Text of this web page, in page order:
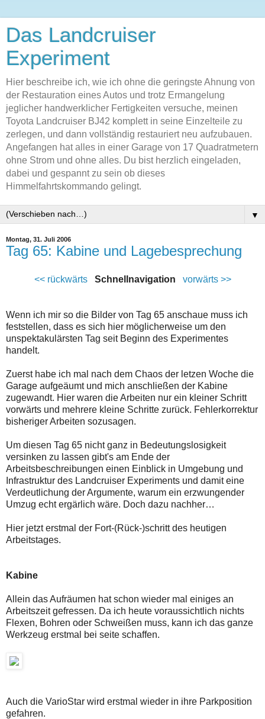
Das Landcruiser
Experiment
Hier beschreibe ich, wie ich ohne die geringste Ahnung von
der Restauration eines Autos und trotz Ermangelung
jeglicher handwerklicher Fertigkeiten versuche, meinen
Toyota Landcruiser BJ42 komplett in seine Einzelteile zu
zerlegen, und dann vollständig restauriert neu aufzubauen.
Angefangen hat alles in einer Garage von 17 Quadratmetern
ohne Strom und ohne alles. Du bist herzlich eingeladen,
dabei und gespannt zu sein ob dieses
Himmelfahrtskommando gelingt.
▼
Montag, 31. Juli 2006
Tag 65: Kabine und Lagebesprechung
<< rückwärtsSchnellnavigation vorwärts >>
Wenn ich mir so die Bilder von Tag 65 anschaue muss ich
feststellen, dass es sich hier möglicherweise um den
unspektakulärsten Tag seit Beginn des Experimentes
handelt.
Zuerst habe ich mal nach dem Chaos der letzen Woche die
Garage aufgeäumt und mich anschließen der Kabine
zugewandt. Hier waren die Arbeiten nur ein kleiner Schritt
vorwärts und mehrere kleine Schritte zurück. Fehlerkorrektur
bisheriger Arbeiten sozusagen.
Um diesen Tag 65 nicht ganz in Bedeutungslosigkeit
versinken zu lassen gibt's am Ende der
Arbeitsbeschreibungen einen Einblick in Umgebung und
Infrastruktur des Landcruiser Experiments und damit eine
Verdeutlichung der Argumente, warum ein erzwungender
Umzug echt ergärlich wäre. Doch dazu nachher…
Hier jetzt erstmal der Fort-(Rück-)schritt des heutigen
Arbeitstages.
Kabine
Allein das Aufräumen hat schon wieder mal einiges an
Arbeitszeit gefressen. Da ich heute voraussichtlich nichts
Flexen, Bohren oder Schweißen muss, kann ich das ganze
Werkzeug erstmal bei seite schaffen.
Auch die VarioStar wird erstmal wieder in ihre Parkposition
gefahren.